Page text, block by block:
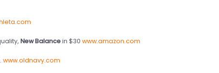
New Balancein $30 www.amazon.com
. www.oldnavy.com